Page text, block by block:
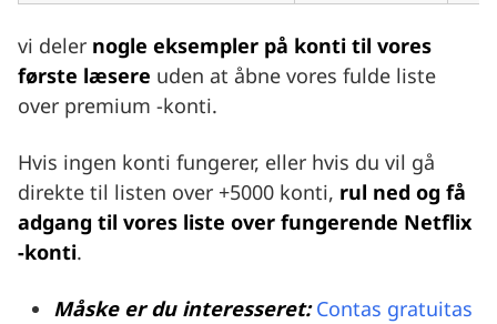
vi deler nogle eksempler på konti til vores
første læsere uden at åbne vores fulde liste
over premium -konti.
Hvis ingen konti fungerer, eller hvis du vil gå
direkte til listen over +5000 konti, rul ned og få
adgang til vores liste over fungerende Netflix
-konti.
Måske er du interesseret:Contas gratuitas